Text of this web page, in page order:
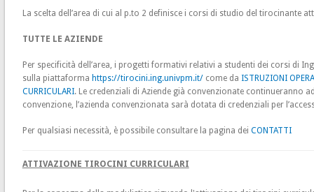
La scelta dell’area di cui al p.to 2 definisce i corsi di studio del tirocinante
TUTTE LE AZIENDE
Per specificità dell’area, i progetti formativi relativi a studenti dei corsi di
sulla piattaforma https://tirocini.ing.univpm.it/come da ISTRUZIONI
CURRICULARI. Le credenziali di Aziende già convenzionate continueranno
convenzione, l’azienda convenzionata sarà dotata di credenziali per
Per qualsiasi necessità, è possibile consultare la pagina dei CONTATTI
ATTIVAZIONE TIROCINI CURRICULARI